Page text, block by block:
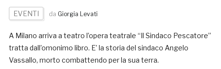
EVENTI da Giorgia Levati
A Milano arriva a teatro l’opera teatrale “Il Sindaco Pescatore”
tratta dall’omonimo libro. E’ la storia del sindaco Angelo
Vassallo, morto combattendo per la sua terra.